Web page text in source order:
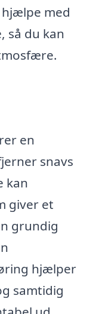
med
så du kan
en
snavs
kan
giver et
grundig
hjælper
samtidig